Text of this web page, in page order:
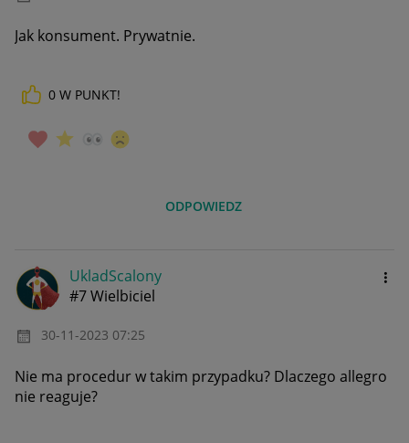
Jak konsument. Prywatnie.
0 W PUNKT!
ODPOWIEDZ
UkladScalony
#7 Wielbiciel
‎30-11-2023 07:25
Nie ma procedur w takim przypadku? Dlaczego allegro
nie reaguje?